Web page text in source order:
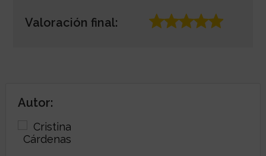
Valoración final:
Autor: